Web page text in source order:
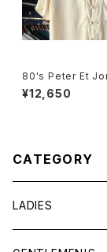
80's Peter Et
nese-button silk
¥12,650
CATEGORY
LADIES